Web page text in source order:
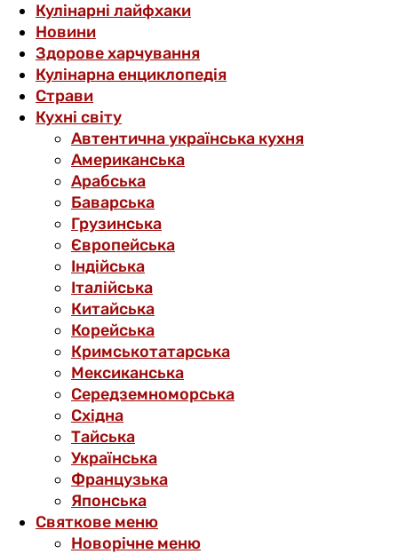
Кулінарні лайфхаки
Новини
Здорове харчування
Кулінарна енциклопедія
Страви
Кухні світу
Автентична українська кухня
Американська
Арабська
Баварська
Грузинська
Європейська
Індійська
Італійська
Китайська
Корейська
Кримськотатарська
Мексиканська
Середземноморська
Східна
Тайська
Українська
Французька
Японська
Святкове меню
Новорічне меню